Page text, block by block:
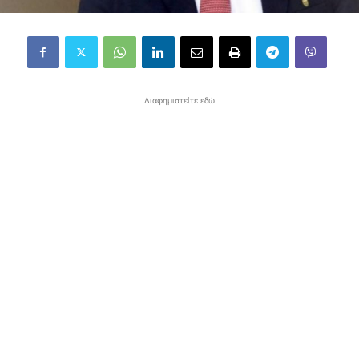
Διαφημιστείτε εδώ